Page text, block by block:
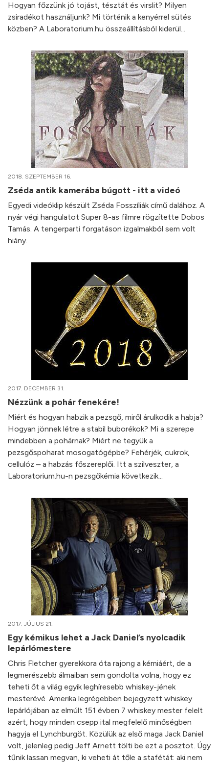
Hogyan főzzünk jó tojást, tésztát és virslit? Milyen
zsiradékot használjunk? Mi történik a kenyérrel sütés
közben? A Laboratorium.hu összeállításból kiderül...
2018. SZEPTEMBER 16.
Zséda antik kamerába búgott - itt a videó
Egyedi videóklip készült Zséda Fosszíliák című dalához. A
nyár végi hangulatot Super 8-as filmre rögzítette Dobos
Tamás. A tengerparti forgatáson izgalmakból sem volt
hiány.
2017. DECEMBER 31.
Nézzünk a pohár fenekére!
Miért és hogyan habzik a pezsgő, miről árulkodik a habja?
Hogyan jönnek létre a stabil buborékok? Mi a szerepe
mindebben a pohárnak? Miért ne tegyük a
pezsgőspoharat mosogatógépbe? Fehérjék, cukrok,
cellulóz – a habzás főszereplői. Itt a szilveszter, a
Laboratorium.hu-n pezsgőkémia következik...
2017. JÚLIUS 21.
Egy kémikus lehet a Jack Daniel’s nyolcadik
lepárlómestere
Chris Fletcher gyerekkora óta rajong a kémiáért, de a
legmerészebb álmaiban sem gondolta volna, hogy ez
teheti őt a világ egyik leghíresebb whiskey-jének
mesterévé. Amerika legrégebben bejegyzett whiskey
lepárlójában az elmúlt 151 évben 7 whiskey mester felelt
azért, hogy minden csepp ital megfelelő minőségben
hagyja el Lynchburgöt. Közülük az első maga Jack Daniel
volt, jelenleg pedig Jeff Arnett tölti be ezt a posztot. Úgy
tűnik lassan megvan, ki veheti át tőle a stafétát: aki nem